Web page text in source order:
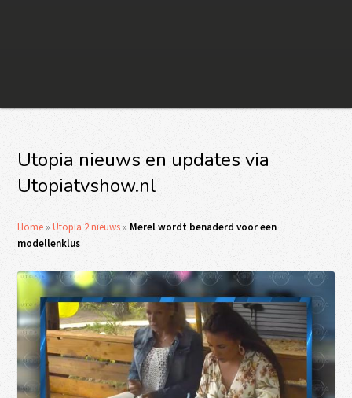
Utopia nieuws en updates via
Utopiatvshow.nl
Home »Utopia 2 nieuws » Merel wordt benaderd voor een
modellenklus